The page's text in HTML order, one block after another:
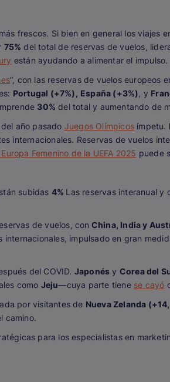
frescos. Si bien en general los viajes
75% del total de reservas de vuelos,
están ayudando a alimentar el impulso.
”, con las reservas de vuelos europeos
Portugal (+7%), España (+3%), y
30% del total y aumentando de
año pasado Juegos Olímpicos ímpetu.
internacionales. Reservas de vuelos
Femenino de la UEFA 2025 puede
subidas 4% Las reservas interanual y
de vuelos, con China, India y
internacionales, impulsado en gran
del COVID. Japonés y Corea del
como Jeju—cuya parte tiene se cayó
por visitantes de Nueva Zelanda
camino.
para los especialistas en